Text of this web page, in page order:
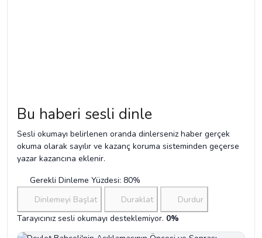
Bu haberi sesli dinle
Sesli okumayı belirlenen oranda dinlerseniz haber gerçek
okuma olarak sayılır ve kazanç koruma sisteminden geçerse
yazar kazancına eklenir.
Gerekli Dinleme Yüzdesi: 80%
Dinlemeyi Başlat
Duraklat
Durdur
Tarayıcınız sesli okumayı desteklemiyor. 0%